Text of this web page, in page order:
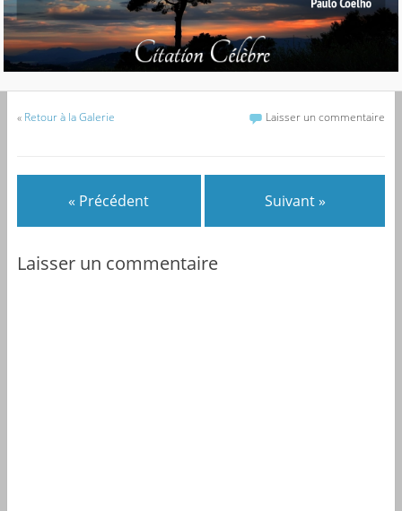
« Retour à la Galerie Laisser un commentaire
« Précédent Suivant »
Laisser un commentaire